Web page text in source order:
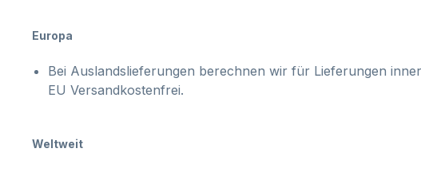
Europa
Bei Auslandslieferungen berechnen wir für Lieferungen
EU Versandkostenfrei.
Weltweit